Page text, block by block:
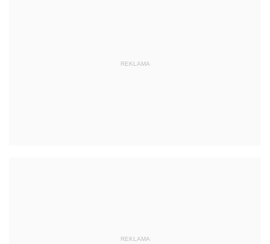
REKLAMA
REKLAMA